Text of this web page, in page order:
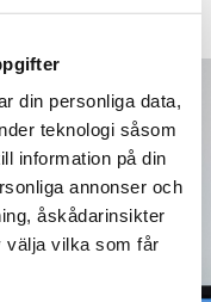
din personliga data,
teknologi såsom
information på din
annonser och
åskådarinsikter
välja vilka som får